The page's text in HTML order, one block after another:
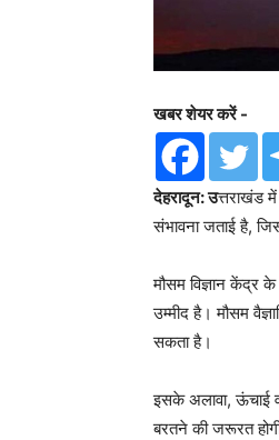
खबर शेयर करें -
देहरादून: उत्तराखंड
संभावना जताई है,
मौसम विज्ञान केंद्र
उम्मीद है। मौसम
सकता है।
इसके अलावा, ऊंचाई
बरतने की जरूरत